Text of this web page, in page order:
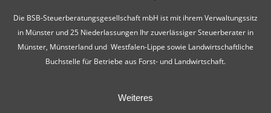
Die BSB-Steuerberatungsgesellschaft mbH ist mit ihrem Verwaltungssitz
in Münster und 25 Niederlassungen Ihr zuverlässiger Steuerberater in
Münster, Münsterland und Westfalen-Lippe sowie Landwirtschaftliche
Buchstelle für Betriebe aus Forst- und Landwirtschaft.
Weiteres